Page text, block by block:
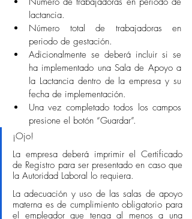
lactancia.
Número total de trabajadoras en
periodo de gestación.
Adicionalmente se deberá incluir si se
ha implementado una Sala de Apoyo a
la Lactancia dentro de la empresa y su
fecha de implementación.
Una vez completado todos los campos
presione el botón “Guardar”.
¡Ojo!
La empresa deberá imprimir el Certificado
de Registro para ser presentado en caso que
la Autoridad Laboral lo requiera.
La adecuación y uso de las salas de apoyo
materna es de cumplimiento obligatorio para
el empleador que tenga al menos a una